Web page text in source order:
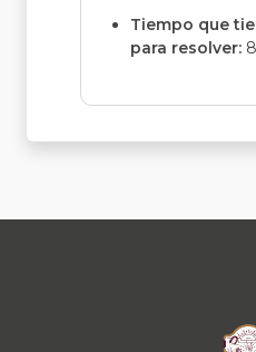
Tiempo que
para resolver: